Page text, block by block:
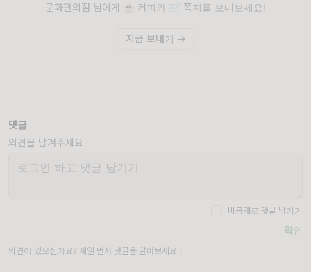
문화편의점 님에게 ☕️ 커피와 ✉️ 쪽지를 보내보세요!
지금 보내기 →
댓글
의견을 남겨주세요
비공개로 댓글 남기기
확인
의견이 있으신가요? 제일 먼저 댓글을 달아보세요 !